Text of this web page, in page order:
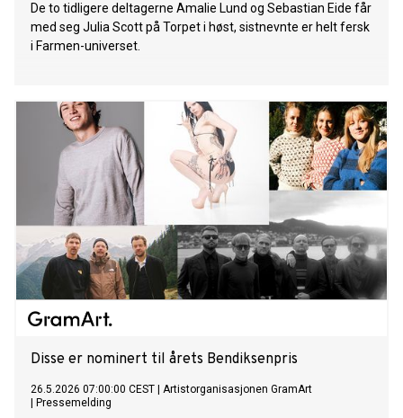
De to tidligere deltagerne Amalie Lund og Sebastian Eide får
med seg Julia Scott på Torpet i høst, sistnevnte er helt fersk
i Farmen-universet.
Disse er nominert til årets Bendiksenpris
26.5.2026 07:00:00 CEST
Artistorganisasjonen GramArt
Pressemelding